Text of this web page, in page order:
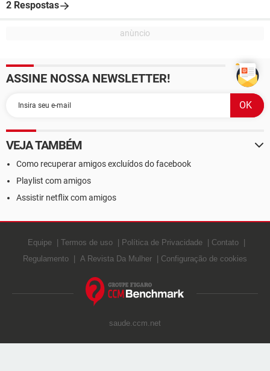
2 Respostas
ASSINE NOSSA NEWSLETTER!
VEJA TAMBÉM
Como recuperar amigos excluídos do facebook
Playlist com amigos
Assistir netflix com amigos
Equipe Termos de uso Política de Privacidade
Contato
Regulamento
A Revista Da Mulher Configuração de cookies
saude.ccm.net